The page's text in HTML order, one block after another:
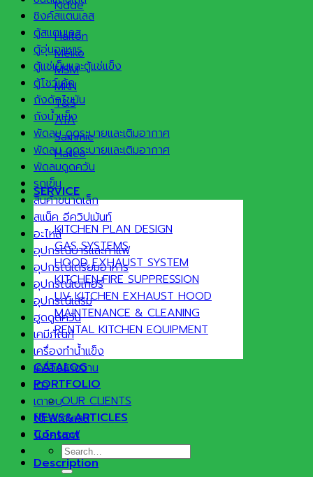
Kidde
Halton
Meiko
MSM
MKN
T&S
ATA
Sammic
Hatco
SERVICE
KITCHEN PLAN DESIGN
GAS SYSTEMS
HOOD EXHAUST SYSTEM
KITCHEN FIRE SUPPRESSION
UV KITCHEN EXHAUST HOOD
MAINTENANCE & CLEANING
RENTAL KITCHEN EQUIPMENT
CATALOG
PORTFOLIO
OUR CLIENTS
NEWS&ARTICLES
Contact
Search
for:
ซิงค์สแตนเลส
ตู้สแตนเลส
ตู้อุ่นอาหาร
ตู้แช่เย็นและตู้แช่แข็ง
ตู้โชว์เค้ก
ถังดักไขมัน
ถังน้ำแข็ง
พัดลม ดูดระบายและเติมอากาศ
พัดลม ดูดระบายและเติมอากาศ
พัดลมดูดควัน
รถเข็น
สินค้าขนาดเล็ก
สแน็ค อีควิปเม้นท์
อะไหล่
อุปกรณ์บาร์และกาแฟ
อุปกรณ์เตรียมอาหาร
อุปกรณ์เบเกอรี่
อุปกรณ์เสริม
ฮูดดูดควัน
เคมีภัณฑ์
เครื่องทำน้ำแข็ง
เครื่องล้างจาน
เตา
เตาอบ
โต๊ะสแตนเลส
ไมโครเวฟ
Description